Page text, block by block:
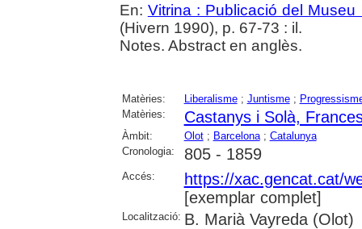
En: Vitrina : Publicació del
(Hivern 1990), p. 67-73 : il.
Notes. Abstract en anglès.
Matèries: Liberalisme; Juntisme;
Matèries:
Castanys i Solà,
Àmbit: Olot; Barcelona; Catalunya
Cronologia:
805 - 1859
Accés:
https://xac.gencat.cat/
[exemplar complet]
Localització: B. Marià Vayreda (Olot)